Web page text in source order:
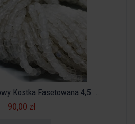
Kostka Fasetowana 4,5 ...
90,00 zł